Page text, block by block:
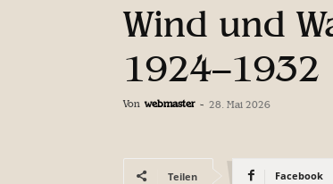
Wind und
1924–1932
Von webmaster - 28. Mai 2026
Teilen Facebook